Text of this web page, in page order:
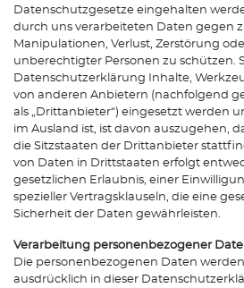
Datenschutzgesetze eingehalten
durch uns verarbeiteten Daten gegen
Manipulationen, Verlust, Zerstörung
unberechtigter Personen zu schützen.
Datenschutzerklärung Inhalte,
von anderen Anbietern (nachfolgend
als „Drittanbieter“) eingesetzt werden
im Ausland ist, ist davon auszugehen,
die Sitzstaaten der Drittanbieter
von Daten in Drittstaaten erfolgt
gesetzlichen Erlaubnis, einer
spezieller Vertragsklauseln, die eine
Sicherheit der Daten gewährleisten.
Verarbeitung personenbezogener
Die personenbezogenen Daten
ausdrücklich in dieser